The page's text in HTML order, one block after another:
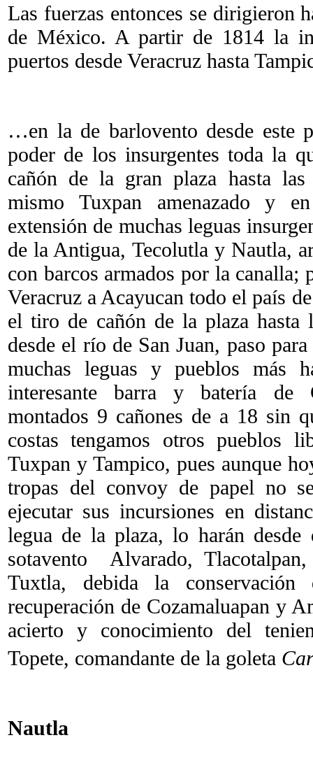
Las fuerzas entonces se dirigieron
de México. A partir de 1814 la
puertos desde Veracruz hasta
…en la de barlovento desde este
poder de los insurgentes toda la
cañón de la gran plaza hasta
mismo Tuxpan amenazado y
extensión de muchas leguas
de la Antigua, Tecolutla y Nautla,
con barcos armados por la canalla;
Veracruz a Acayucan todo el país
el tiro de cañón de la plaza
desde el río de San Juan, paso
muchas leguas y pueblos más
interesante barra y batería de
montados 9 cañones de a 18 sin
costas tengamos otros pueblos
Tuxpan y Tampico, pues aunque
tropas del convoy de papel no
ejecutar sus incursiones en
legua de la plaza, lo harán desde
sotavento Alvarado,
Tuxtla, debida la
recuperación de Cozamaluapan y
acierto y conocimiento del
Topete, comandante de la goleta
Nautla